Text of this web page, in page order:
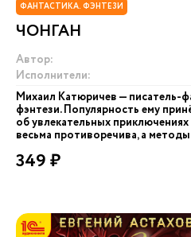
ФАНТАСТИКА. ФЭНТЕЗИ
ЧОНГАН
Автор:
Исполнители:
Михаил Катюричев — писатель-
фэнтези. Популярность ему
об увлекательных
весьма противоречива, а
349 ₽